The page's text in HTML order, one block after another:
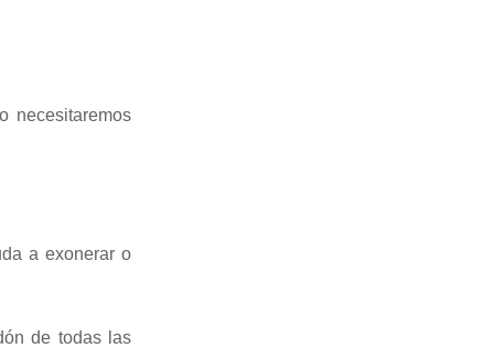
necesitaremos
a exonerar o
de todas las